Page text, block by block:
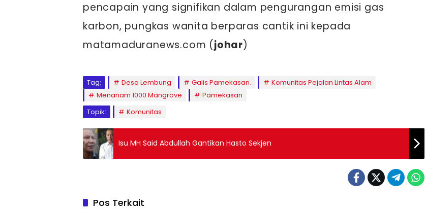
pencapain yang signifikan dalam pengurangan emisi gas
karbon, pungkas wanita berparas cantik ini kepada
matamaduranews.com (johar)
Tag: Desa Lembung Galis Pamekasan.
Komunitas Pejalan Lintas Alam
Menanam 1000 Mangrove
Pamekasan
Topik:
Komunitas
Isu MH Said Abdullah Gantikan Hasto Sekjen
Pos Terkait